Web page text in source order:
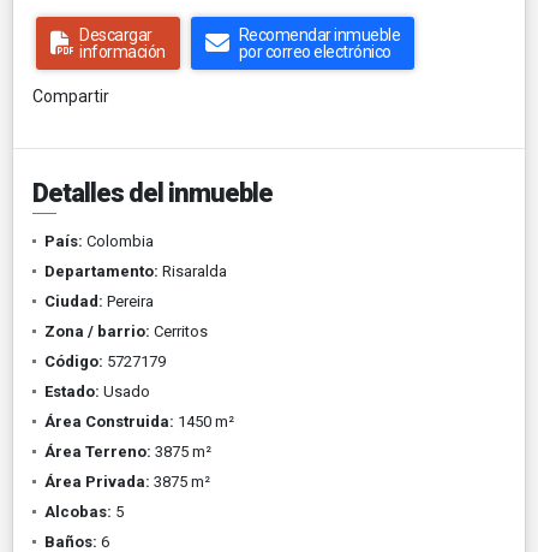
Descargar
información
Recomendar inmueble
por correo electrónico
Compartir
Detalles del inmueble
País: Colombia
Departamento: Risaralda
Ciudad: Pereira
Zona / barrio: Cerritos
Código: 5727179
Estado: Usado
Área Construida: 1450 m²
Área Terreno: 3875 m²
Área Privada: 3875 m²
Alcobas: 5
Baños: 6